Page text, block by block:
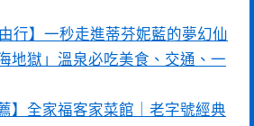
由行】一秒走進蒂芬妮藍的夢幻仙
地獄」溫泉必吃美食、交通、一
】全家福客家菜館｜老字號經典